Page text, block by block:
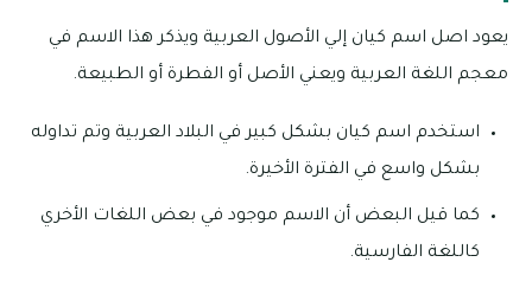
يعود اصل اسم كيان إلي الأصول العربية ويذكر هذا الاسم في
معجم اللغة العربية ويعني الأصل أو الفطرة أو الطبيعة.
استخدم اسم كيان بشكل كبير في البلاد العربية وتم تداوله
بشكل واسع في الفترة الأخيرة.
كما قيل البعض أن الاسم موجود في بعض اللغات الأخري
كاللغة الفارسية.